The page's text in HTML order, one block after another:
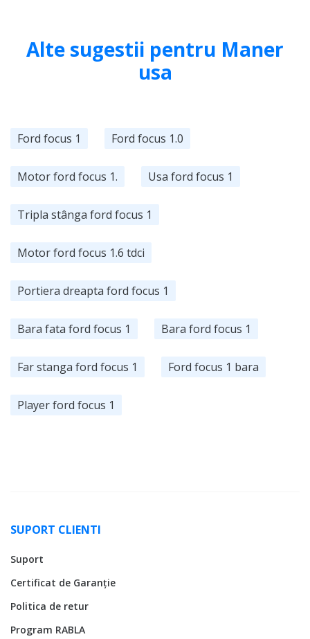
Alte sugestii pentru Maner
usa
Ford focus 1 Ford focus 1.0
Motor ford focus 1. Usa ford focus 1
Tripla stânga ford focus 1
Motor ford focus 1.6 tdci
Portiera dreapta ford focus 1
Bara fata ford focus 1 Bara ford focus 1
Far stanga ford focus 1 Ford focus 1 bara
Player ford focus 1
SUPORT CLIENTI
Suport
Certificat de Garanție
Politica de retur
Program RABLA